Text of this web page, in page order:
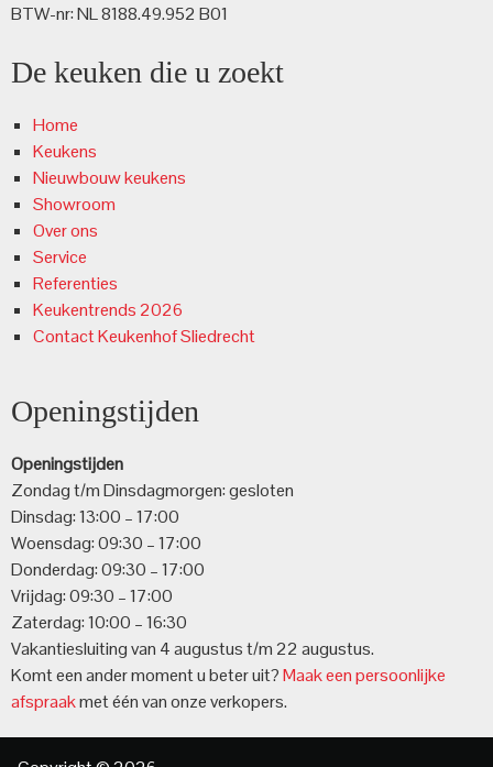
BTW-nr: NL 8188.49.952 B01
De keuken die u zoekt
Home
Keukens
Nieuwbouw keukens
Showroom
Over ons
Service
Referenties
Keukentrends 2026
Contact Keukenhof Sliedrecht
Openingstijden
Openingstijden
Zondag t/m Dinsdagmorgen: gesloten
Dinsdag: 13:00 – 17:00
Woensdag: 09:30 – 17:00
Donderdag: 09:30 – 17:00
Vrijdag: 09:30 – 17:00
Zaterdag: 10:00 – 16:30
Vakantiesluiting van 4 augustus t/m 22 augustus.
Komt een ander moment u beter uit?Maak een persoonlijke
afspraakmet één van onze verkopers.